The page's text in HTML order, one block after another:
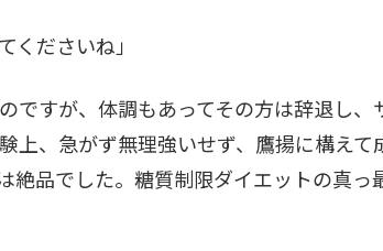
くださいね」
ですが、体調もあってその方は辞退し
上、急がず無理強いせず、鷹揚に構え
絶品でした。糖質制限ダイエットの真